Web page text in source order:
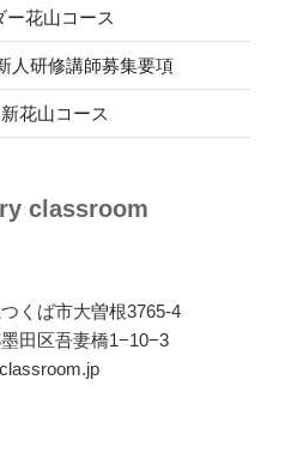
ー花山コース
人研修講師募集要項
花山コース
classroom
くば市大曽根3765-4
田区吾妻橋1−10−3